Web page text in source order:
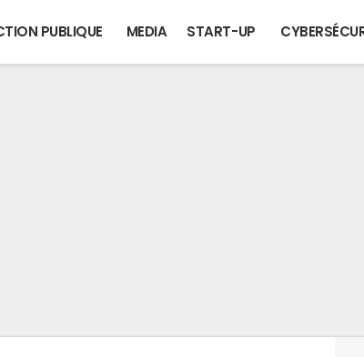
PUBLIQUE MEDIA START-UP